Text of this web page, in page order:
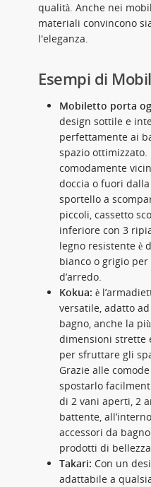
qualità. Anche nei
materiali convincono
l'eleganza.
Esempi di
Mobiletto porta
design sottile e
perfettamente ai
spazio
comodamente
doccia o fuori
sportello a
piccoli, cassetto
inferiore con 3
legno resistente è
bianco o grigio
d’arredo.
Kokua: è
versatile, adatto
bagno, anche la
dimensioni strette
per sfruttare gli
Grazie alle
spostarlo
di 2 vani aperti, 2
battente,
accessori da
prodotti di
Takari: Con un
adattabile a